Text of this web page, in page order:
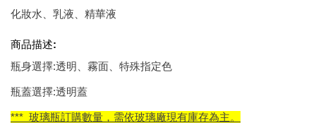
化妝水、乳液、精華液
商品描述:
瓶身選擇:透明、霧面、特殊指定色
瓶蓋選擇:透明蓋
*** 玻璃瓶訂購數量，需依玻璃廠現有庫存為主。